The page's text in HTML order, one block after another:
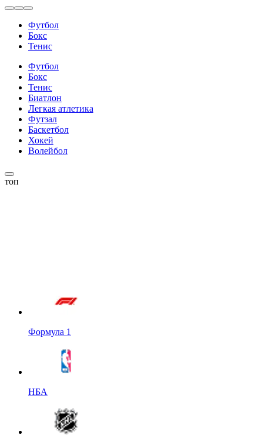
Футбол
Бокс
Тенис
Футбол
Бокс
Тенис
Биатлон
Легкая атлетика
Футзал
Баскетбол
Хокей
Волейбол
топ
Формула 1
НБА